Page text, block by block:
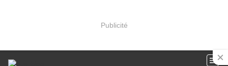
Publicité